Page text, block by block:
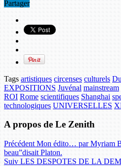
Partager
Tags artistiques circenses culturels
EXPOSITIONS Juvénal mainstream
ROI Rome scientifiques Shanghai
technologiques UNIVERSELLES
A propos de Le Zenith
Précédent Mon édito… par Myriam
beau”disait Platon.
Suiv LES DESPOTES DE LA